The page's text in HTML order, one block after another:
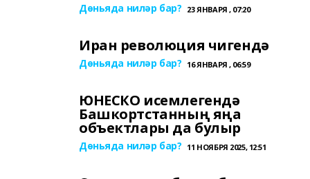
Дөньяда ниләр бар? 23 ЯНВАРЯ , 07:20
Иран революция чигендә
Дөньяда ниләр бар? 16 ЯНВАРЯ , 06:59
ЮНЕСКО исемлегендә
Башкортстанның яңа
объектлары да булыр
Дөньяда ниләр бар? 11 НОЯБРЯ 2025, 12:51